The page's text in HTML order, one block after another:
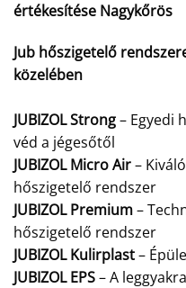
értékesítése Nagykőrös
Jub hőszigetelő
közelében
JUBIZOL Strong– Egyedi
véd a jégesőtől
JUBIZOL Micro Air–
hőszigetelő rendszer
JUBIZOL Premium–
hőszigetelő rendszer
JUBIZOL Kulirplast–
JUBIZOL EPS– A